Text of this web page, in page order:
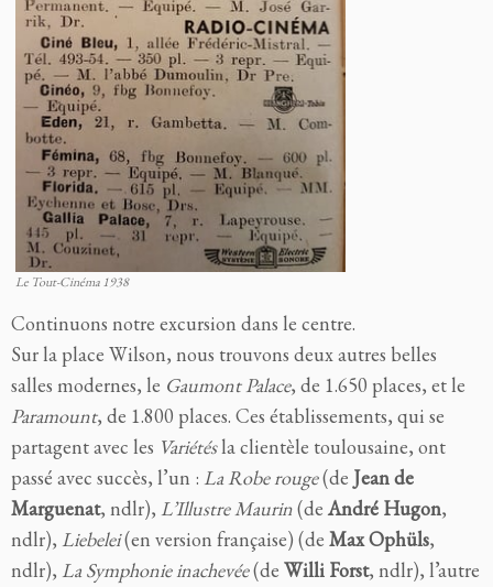
Le Tout-Cinéma 1938
Continuons notre excursion dans le centre.
Sur la place Wilson, nous trouvons deux autres belles
salles modernes, le Gaumont Palace, de 1.650 places, et le
Paramount, de 1.800 places. Ces établissements, qui se
partagent avec les Variétésla clientèle toulousaine, ont
passé avec succès, l’un : La Robe rouge(de Jean de
Marguenat, ndlr), L’Illustre Maurin(deAndré Hugon,
ndlr), Liebelei(en version française) (de Max Ophüls,
ndlr), LaSymphonie inachevée(de Willi Forst, ndlr), l’autre